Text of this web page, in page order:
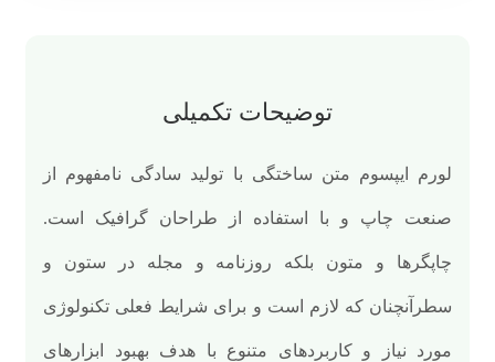
توضیحات تکمیلی
لورم ایپسوم متن ساختگی با تولید سادگی نامفهوم از
صنعت چاپ و با استفاده از طراحان گرافیک است.
چاپگرها و متون بلکه روزنامه و مجله در ستون و
سطرآنچنان که لازم است و برای شرایط فعلی تکنولوژی
مورد نیاز و کاربردهای متنوع با هدف بهبود ابزارهای